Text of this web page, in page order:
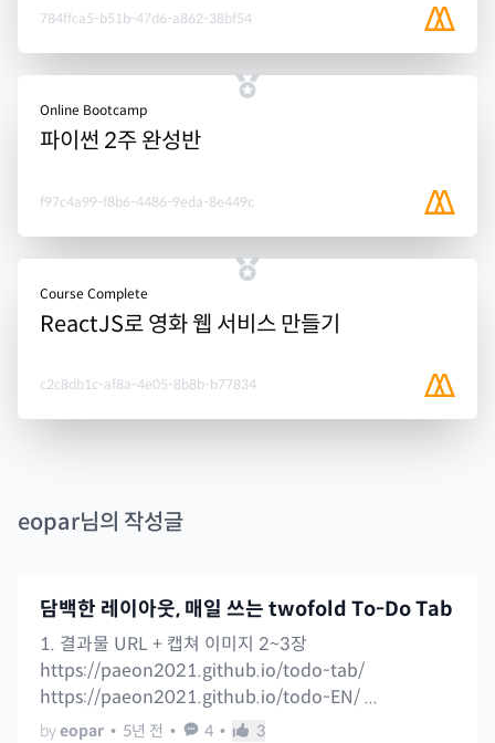
784ffca5-b51b-47d6-a862-38bf54
Online Bootcamp
파이썬 2주 완성반
f97c4a99-f8b6-4486-9eda-8e449c
Course Complete
ReactJS로 영화 웹 서비스 만들기
c2c8db1c-af8a-4e05-8b8b-b77834
eopar님의 작성글
담백한 레이아웃, 매일 쓰는 twofold To-Do Tab
1. 결과물 URL + 캡쳐 이미지 2~3장
https://paeon2021.github.io/todo-tab/
https://paeon2021.github.io/todo-EN/ ...
byeopar • 5년 전 • 4 • 3